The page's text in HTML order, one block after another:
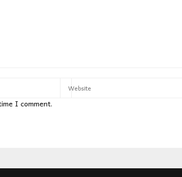
I comment.